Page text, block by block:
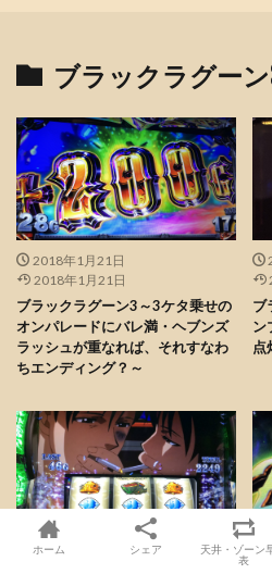
ブラックラグー
2018年1月21日
2018年1月21日
ブラックラグーン3～3ケタ乗せの
オンパレードにバレ満・ヘブンズ
ラッシュが重なれば、それすなわ
ちエンディング？～
ブ
ン
点
2018年1月14日
ホーム シェア
天井・ゾーン
表